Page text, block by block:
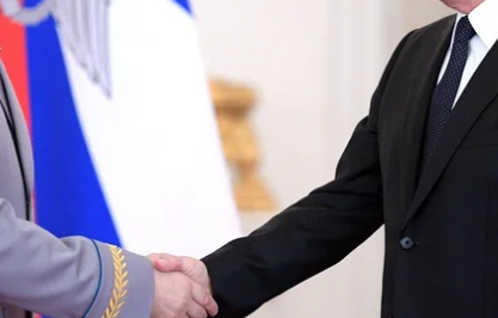
в Сирии. путин назначил его на должность
россии.
и дело», в конце июня 2022 года Суровикин
войск в Украине. Она совершала